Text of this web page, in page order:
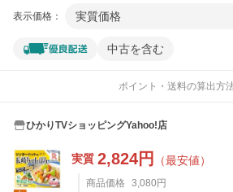
表示価格： 実質価格
中古を含む
ポイント・送料の算出方
ひかりTVショッピングYahoo!店
実質 2,824円 （最安値）
商品価格 3,080 円